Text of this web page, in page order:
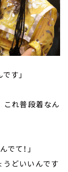
す」
これ普段着なん
て！」
うどいいんです